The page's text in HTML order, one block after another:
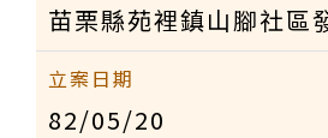
苗栗縣苑裡鎮山腳社區
82/05/20